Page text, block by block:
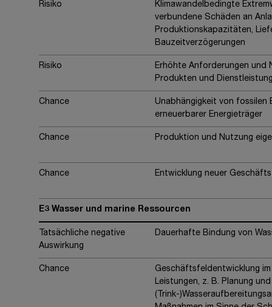
Risiko
Klimawandelbedingte
verbundene Schäden an
Produktionskapazitäten,
Bauzeitverzögerungen
Risiko
Erhöhte Anforderungen und
Produkten und
Chance
Unabhängigkeit von fossilen
erneuerbarer Energieträger
Chance Produktion und Nutzung
Chance Entwicklung neuer
E3 Wasser und marine Ressourcen
Tatsächliche negative
Auswirkung
Dauerhafte Bindung von
Chance
Geschäftsfeldentwicklung
Leistungen, z. B. Planung
(Trink-